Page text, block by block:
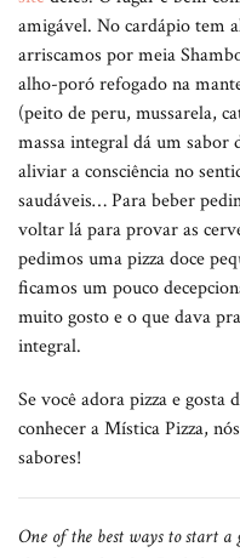
amigável. No cardápio tem
arriscamos por meia
alho-poró refogado na
(peito de peru, mussarela,
massa integral dá um
aliviar a consciência no
saudáveis… Para beber
voltar lá para provar as
pedimos uma pizza doce
ficamos um pouco
muito gosto e o que dava
integral.
Se você adora pizza e
conhecer a Mística Pizza,
sabores!
One of the best ways to start